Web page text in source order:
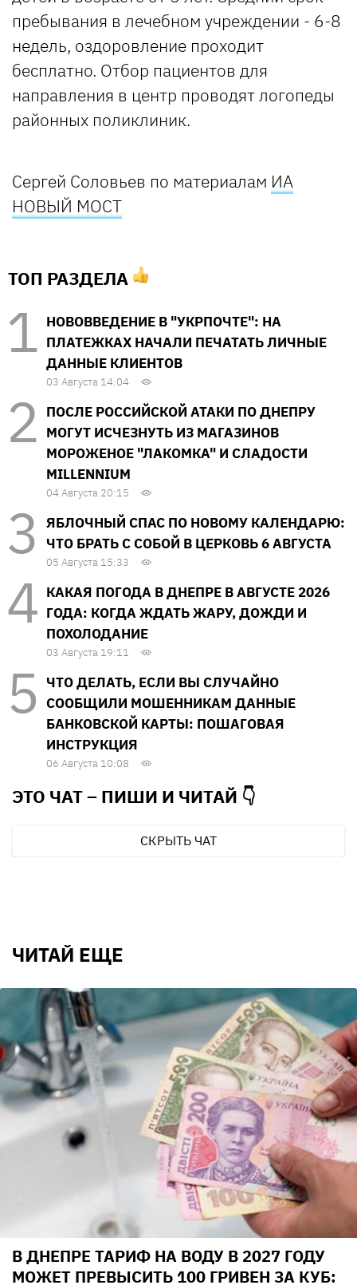
пребывания в лечебном учреждении - 6-8
недель, оздоровление проходит
бесплатно. Отбор пациентов для
направления в центр проводят логопеды
районных поликлиник.
Сергей Соловьев по материалам ИА
НОВЫЙ МОСТ
ТОП РАЗДЕЛА
НОВОВВЕДЕНИЕ В "УКРПОЧТЕ": НА
ПЛАТЕЖКАХ НАЧАЛИ ПЕЧАТАТЬ ЛИЧНЫЕ
ДАННЫЕ КЛИЕНТОВ
03 Августа 14:04
ПОСЛЕ РОССИЙСКОЙ АТАКИ ПО ДНЕПРУ
МОГУТ ИСЧЕЗНУТЬ ИЗ МАГАЗИНОВ
МОРОЖЕНОЕ "ЛАКОМКА" И СЛАДОСТИ
MILLENNIUM
04 Августа 20:15
ЯБЛОЧНЫЙ СПАС ПО НОВОМУ КАЛЕНДАРЮ:
ЧТО БРАТЬ С СОБОЙ В ЦЕРКОВЬ 6 АВГУСТА
05 Августа 15:33
КАКАЯ ПОГОДА В ДНЕПРЕ В АВГУСТЕ 2026
ГОДА: КОГДА ЖДАТЬ ЖАРУ, ДОЖДИ И
ПОХОЛОДАНИЕ
03 Августа 19:11
ЧТО ДЕЛАТЬ, ЕСЛИ ВЫ СЛУЧАЙНО
СООБЩИЛИ МОШЕННИКАМ ДАННЫЕ
БАНКОВСКОЙ КАРТЫ: ПОШАГОВАЯ
ИНСТРУКЦИЯ
06 Августа 10:08
ЭТО ЧАТ – ПИШИ И ЧИТАЙ 👇
СКРЫТЬ ЧАТ
ЧИТАЙ ЕЩЕ
В ДНЕПРЕ ТАРИФ НА ВОДУ В 2027 ГОДУ
МОЖЕТ ПРЕВЫСИТЬ 100 ГРИВЕН ЗА КУБ: